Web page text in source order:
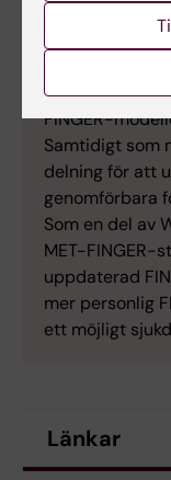
första globala
länder. Målet
nätverk är att
FINGER-
Samtidigt som
delning för att
genomförbara
Som en del av
MET-FINGER-
uppdaterad
mer personlig
ett möjligt
Länkar